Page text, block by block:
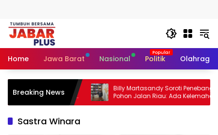
Skip
Home
Jawa Barat Nasional Politik Olahraga
Breaking News
Ledakan
Billy Martasandy Soroti Penebangan
Pohon Jalan Riau: Ada Kelemahan
Pengawasan Pemkot, Jangan Tunggu
Sastra Winara